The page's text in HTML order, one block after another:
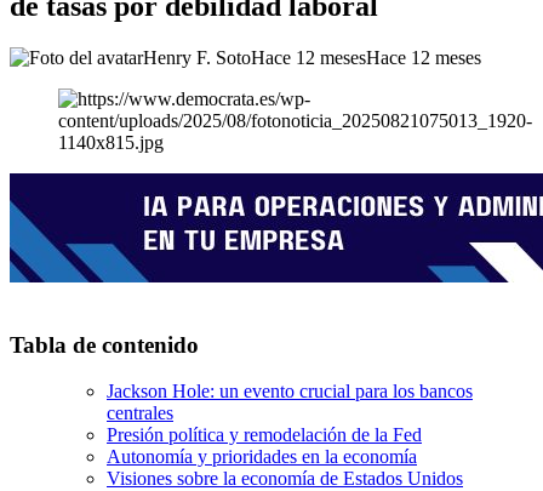
Henry F. SotoHace 12 mesesHace 12 meses
Tabla de contenido
Jackson Hole: un evento crucial para los bancos
centrales
Presión política y remodelación de la Fed
Autonomía y prioridades en la economía
Visiones sobre la economía de Estados Unidos